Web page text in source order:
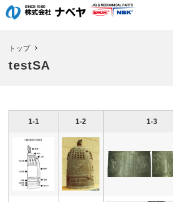
トップ
testSA
1-1 1-2 1-3